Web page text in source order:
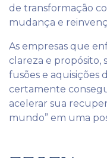
de transformação
mudança e
As empresas que
clareza e propósito,
fusões e aquisições
certamente
acelerar sua
mundo” em uma